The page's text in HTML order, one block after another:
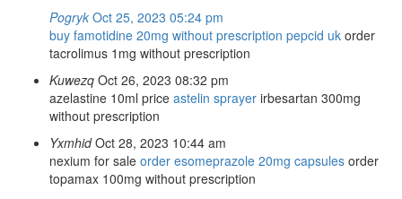
Pogryk Oct 25, 2023 05:24 pm
buy famotidine 20mg without prescription pepcid uk order
tacrolimus 1mg without prescription
Kuwezq Oct 26, 2023 08:32 pm
azelastine 10ml price astelin sprayer irbesartan 300mg
without prescription
Yxmhid Oct 28, 2023 10:44 am
nexium for sale order esomeprazole 20mg capsules order
topamax 100mg without prescription